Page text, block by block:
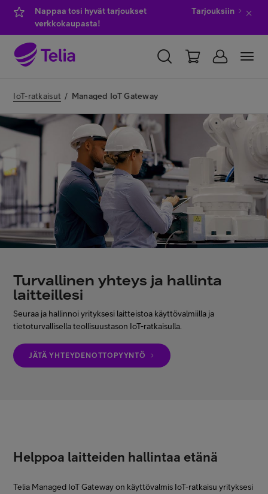
Nappaa tosi hyvät tarjoukset
verkkokaupasta!
Tarjouksiin
TELIA FINLAND
IT-palvelut
Asiakastuki
Minun Telia Yrityksille
Inspiroidu
FI EN SV
IoT-ratkaisut / Managed IoT Gateway
Turvallinen yhteys ja hallinta
laitteillesi
Seuraa ja hallinnoi yrityksesi laitteistoa käyttövalmiilla ja
tietoturvallisella teollisuustason IoT-ratkaisulla.
JÄTÄ YHTEYDENOTTOPYYNTÖ
Helppoa laitteiden hallintaa etänä
Telia Managed IoT Gateway on käyttövalmis IoT-ratkaisu yrityksesi